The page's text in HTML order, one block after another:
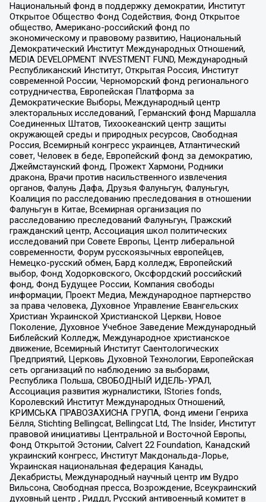
Национальный фонд в поддержку демократии, Институт
Открытое Общество Фонд Содействия, Фонд Открытое
общество, Американо-российский фонд по
экономическому и правовому развитию, Национальный
Демократический Институт Международных Отношений,
MEDIA DEVELOPMENT INVESTMENT FUND, Международный
Республиканский Институт, Открытая Россия, Институт
современной России, Черноморский фонд регионального
сотрудничества, Европейская Платформа за
Демократические Выборы, Международный центр
электоральных исследований, Германский фонд Маршалла
Соединенных Штатов, Тихоокеанский центр защиты
окружающей среды и природных ресурсов, Свободная
Россия, Всемирный конгресс украинцев, Атлантический
совет, Человек в беде, Европейский фонд за демократию,
Джеймстаунский фонд, Прожект Хармони, Родники
дракона, Врачи против насильственного извлечения
органов, Фалунь Дафа, Друзья Фалуньгун, Фалуньгун,
Коалиция по расследованию преследования в отношении
Фалуньгун в Китае, Всемирная организация по
расследованию преследований Фалуньгун, Пражский
гражданский центр, Ассоциация школ политических
исследований при Совете Европы, Центр либеральной
современности, Форум русскоязычных европейцев,
Немецко-русский обмен, Бард колледж, Европейский
выбор, Фонд Ходорковского, Оксфордский российский
фонд, Фонд Будущее России, Компания свободы
информации, Проект Медиа, Международное партнерство
за права человека, Духовное Управление Евангельских
Христиан Украинской Христианской Церкви, Новое
Поколение, Духовное Учебное Заведение Международный
Библейский Колледж, Международное христианское
движение, Всемирный Институт Саентологических
Предприятий, Церковь Духовной Технологии, Европейская
сеть организаций по наблюдению за выборами,
Республика Польша, СВОБОДНЫЙ ИДЕЛЬ-УРАЛ,
Ассоциация развития журналистики, IStories fonds,
Королевский Институт Международных Отношений,
КРИМСЬКА ПРАВОЗАХИСНА ГРУПА, Фонд имени Генриха
Бёлля, Stichting Bellingcat, Bellingcat Ltd, The Insider, Институт
правовой инициативы Центральной и Восточной Европы,
Фонд Открытой Эстонии, Calvert 22 Foundation, Канадский
украинский конгресс, Институт Макдональда-Лорье,
Украинская национальная федерация Канады,
Декабристы, Международный научный центр им Вудро
Вильсона, Свободная пресса, Возрождение, Всеукраинский
духовный центр , Риддл, Русский антивоенный комитет в